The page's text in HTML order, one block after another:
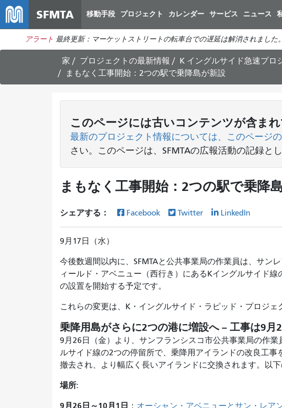
SFMTA 移動手段 プロジェクト カレンダー サービス ニュース
アラート 最終更新：マーケットストリートの転車台での遅延は解消されました
家 プロジェクトの最新情報
K イングルサイド急速プロ
まもなく工事開始：2つの駅で乗降島が新設
このページには古いコンテンツが含ま
最新のプロジェクト情報については、このページ
さい。このページは、SFMTAの広報活動の記録と
まもなく工事開始：2つの駅で乗降
シェアする： Facebook Twitter LinkedIn
9月17日（水）
今後数週間以内に、SFMTAと公共事業局の作業員は、サン
ィールド・アベニュー（西行き）にあるKイングルサイド
の設置を開始する予定です。
これらの変更は、K・イングルサイド・ラピッド・プロジェ
乗降用島がさらに2つの港に増設へ – 工事は9月
9月26日（金）より、サンフランシスコ市公共事業局の作
ルサイド線の2つの停留所で、乗降用アイランドの改良工
撤去され、より幅広く長いアイランドに交換されます。以
場所:
9月26日～10月1日 ： オーシャン・アベニューとサン・レア